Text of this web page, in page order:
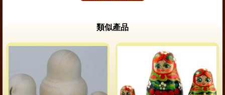
類似產品